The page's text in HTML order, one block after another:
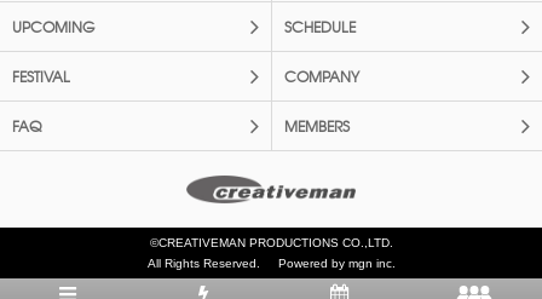
UPCOMING SCHEDULE
FESTIVAL COMPANY
FAQ MEMBERS
©CREATIVEMAN PRODUCTIONS CO.,LTD.
All Rights Reserved.
Powered by mgn inc.